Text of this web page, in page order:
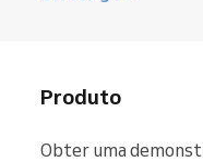
Produto
Obter uma